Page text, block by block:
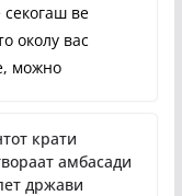
ве
околу вас
можно
крати
амбасади
држави